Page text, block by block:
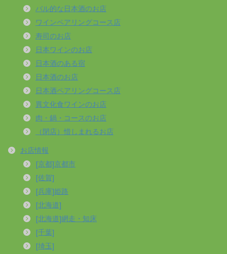
バル的な日本酒のお店
ワインペアリングコース店
寿司のお店
日本ワインのお店
日本酒のある宿
日本酒のお店
日本酒ペアリングコース店
異文化食ワインのお店
肉・鍋・コースのお店
（閉店）惜しまれるお店
お店情報
[京都]京都市
[佐賀]
[兵庫]姫路
[北海道]
[北海道]網走・知床
[千葉]
[埼玉]